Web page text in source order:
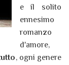
e il solito
ennesimo
romanzo
d'amore,
, ogni genere